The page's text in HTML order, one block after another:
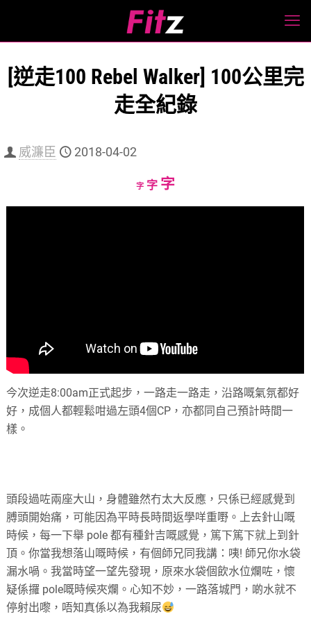
[逆走100 Rebel Walker] 100公里完
走全紀錄
威濂臣 2018-04-02
字Decrease
字Reset
字Increase
今次逆走8:00am正式起步，一路走一路走，沿路嘅氣氛都好
好，成個人都輕鬆咁過左頭4個CP，亦都同自己預計時間一
樣。
頭段過咗兩座大山，身體雖然冇太大反應，只係已經感覺到
膊頭開始痛，可能因為平時長時間返學咩重嘢。上去針山嘅
時候，每一下舉 pole 都有種針吉嘅感覺，篤下篤下就上到針
頂。你當我想落山嘅時候，有個師兄同我講：咦! 師兄你水袋
漏水喎。我當時望一望先發現，原來水袋個飲水位爛咗，懷
疑係攞 pole嘅時候夾爛。心知不妙，一路落城門，啲水就不
停射出嚟，唔知真係以為我賴尿